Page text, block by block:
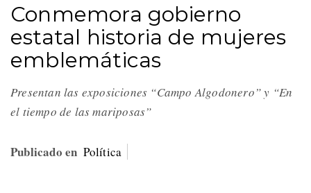
Conmemora gobierno
estatal historia de mujeres
emblemáticas
Presentan las exposiciones “Campo Algodonero” y “En
el tiempo de las mariposas”
Publicado en Política